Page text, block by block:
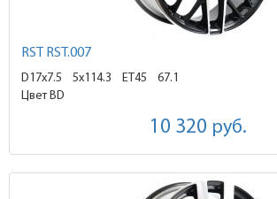
RST RST.007
D17x7.5 5x114.3 ET45
67.1
Цвет BD
10 320 руб.